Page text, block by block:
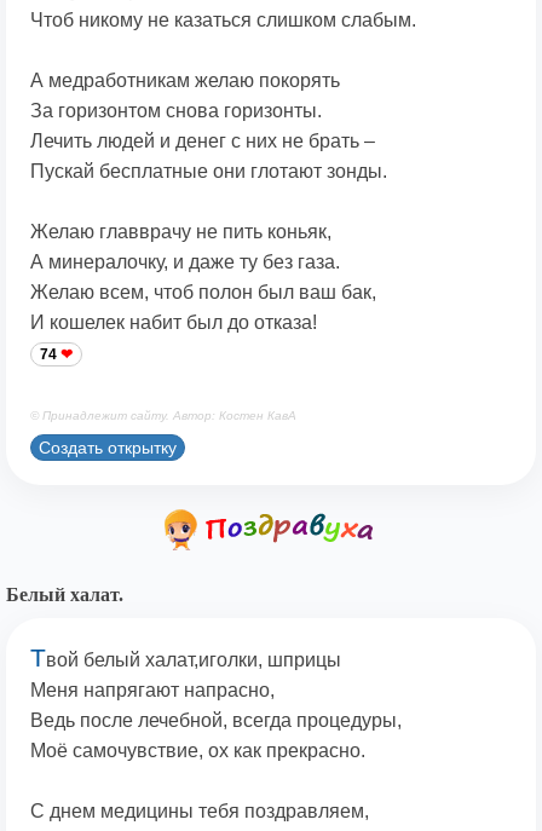
Чтоб никому не казаться слишком слабым.
А медработникам желаю покорять
За горизонтом снова горизонты.
Лечить людей и денег с них не брать –
Пускай бесплатные они глотают зонды.
Желаю главврачу не пить коньяк,
А минералочку, и даже ту без газа.
Желаю всем, чтоб полон был ваш бак,
И кошелек набит был до отказа!
74
© Принадлежит сайту. Автор: Костен КавА
Создать открытку
Белый халат.
Твой белый халат,иголки, шприцы
Меня напрягают напрасно,
Ведь после лечебной, всегда процедуры,
Моё самочувствие, ох как прекрасно.
С днем медицины тебя поздравляем,